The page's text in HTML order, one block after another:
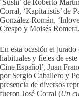
‘Sushi’ de Roberto
Corral, ‘Kapitalistis’ de
González-Román,
Crespo y Moisés Romera.
En esta ocasión el jurado
habituales y fieles de
Cine Español’, Juan
por Sergio Caballero y
presencia de diversos
fueron José Corral (Un